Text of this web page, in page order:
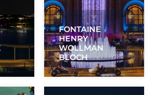
FONTAINE
HENRY
WOLLMAN
BLOCH